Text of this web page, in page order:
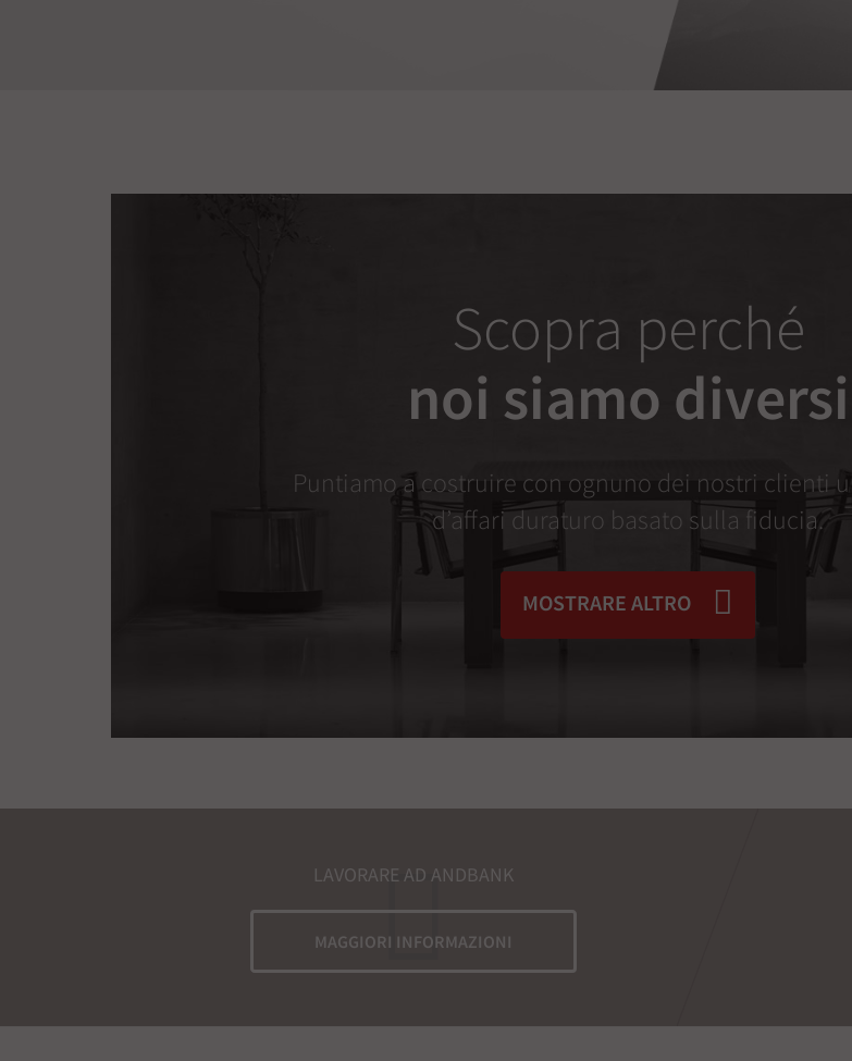
Scopra perché
noi siamo diversi
Puntiamo a costruire con ognuno dei nostri clienti
d’affari duraturo basato sulla fiducia.
MOSTRARE ALTRO
LAVORARE AD ANDBANK
MAGGIORI INFORMAZIONI